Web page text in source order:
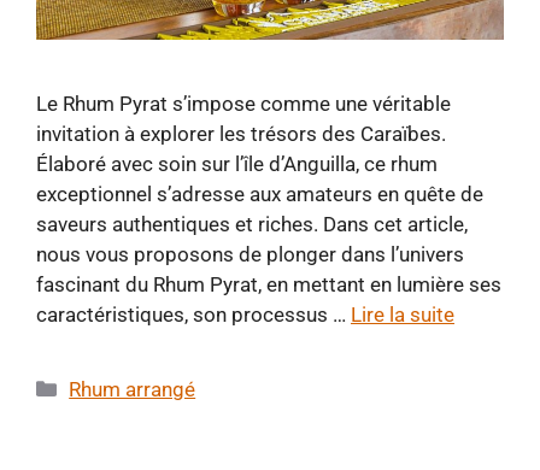
Le Rhum Pyrat s’impose comme une véritable
invitation à explorer les trésors des Caraïbes.
Élaboré avec soin sur l’île d’Anguilla, ce rhum
exceptionnel s’adresse aux amateurs en quête de
saveurs authentiques et riches. Dans cet article,
nous vous proposons de plonger dans l’univers
fascinant du Rhum Pyrat, en mettant en lumière ses
caractéristiques, son processus … Lire la suite
Catégories
Rhum arrangé